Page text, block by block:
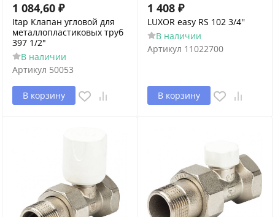
1 084,60 ₽
Itap Клапан угловой для
металлопластиковых труб
397 1/2"
В наличии
Артикул 50053
В корзину
1 408 ₽
LUXOR easy RS 102 3/4''
В наличии
Артикул 11022700
В корзину